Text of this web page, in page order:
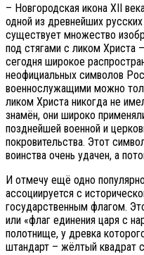
– Новгородская икона XII
одной из древнейших
существует множество
под стягами с ликом Христа
сегодня широкое
неофициальных символов
военнослужащими можно
ликом Христа никогда не
знамён, они широко
позднейшей военной и
покровительства. Этот
воинства очень удачен, а
И отмечу ещё одно
ассоциируется с
государственным флагом.
или «флаг единения царя с
полотнище, у древка
штандарт – жёлтый